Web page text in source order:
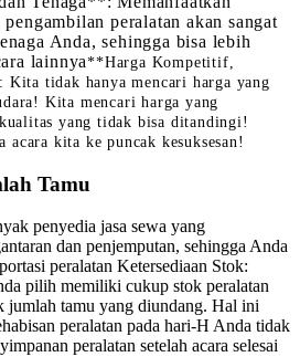
peralatan akan sangat
Anda, sehingga bisa lebih
lainnya**Harga Kompetitif,
tidak hanya mencari harga yang
Kita mencari harga yang
yang tidak bisa ditandingi!
acara kita ke puncak kesuksesan!
Tamu
penyedia jasa sewa yang
dan penjemputan, sehingga Anda
peralatan Ketersediaan Stok:
pilih memiliki cukup stok peralatan
jumlah tamu yang diundang. Hal ini
peralatan pada hari-H Anda tidak
peralatan setelah acara selesai